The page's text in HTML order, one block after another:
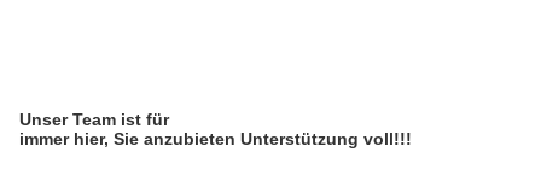
Unser Team ist für
immer hier, Sie anzubieten Unterstützung voll!!!